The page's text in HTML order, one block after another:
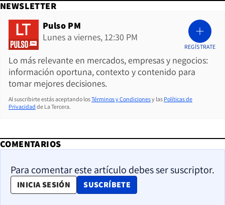
NEWSLETTER
Pulso PM
Lunes a viernes, 12:30 PM
Lo más relevante en mercados, empresas y negocios:
información oportuna, contexto y contenido para
tomar mejores decisiones.
REGÍSTRATE
Al suscribirte estás aceptando losTérminos y Condicionesy las Políticas de
Privacidad de La Tercera.
COMENTARIOS
Para comentar este artículo debes ser suscriptor.
INICIA SESIÓN SUSCRÍBETE
OPENS IN NEW WINDOW